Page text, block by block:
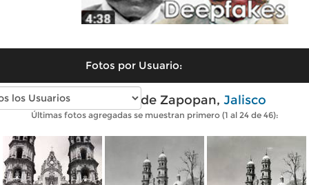
Fotos por Usuario:
Fotos antiguas de Zapopan, Jalisco
Últimas fotos agregadas se muestran primero (1 al 24 de 46):